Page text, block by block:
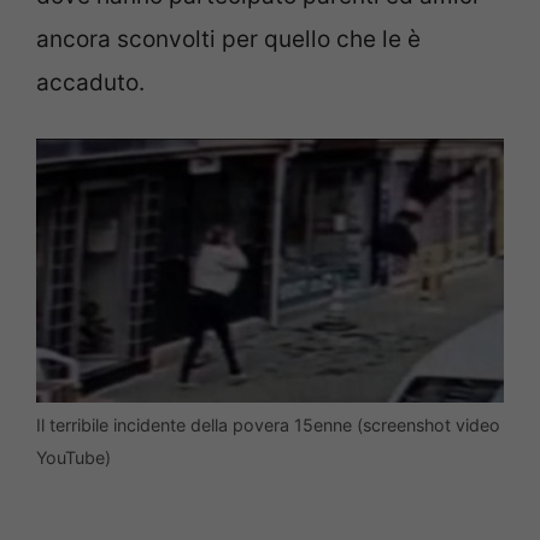
ancora sconvolti per quello che le è
accaduto.
Il terribile incidente della povera 15enne (screenshot video
YouTube)